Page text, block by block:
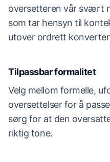
oversetteren vår svært
som tar hensyn til
utover ordrett
Tilpassbar formalitet
Velg mellom formelle,
oversettelser for å
sørg for at den
riktig tone.